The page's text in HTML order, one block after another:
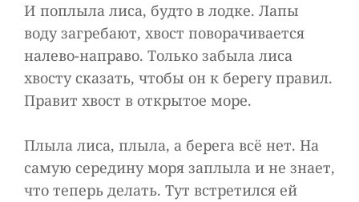
И поплыла лиса, будто в лодке. Лапы
воду загребают, хвост поворачивается
налево-направо. Только забыла лиса
хвосту сказать, чтобы он к берегу правил.
Правит хвост в открытое море.
Плыла лиса, плыла, а берега всё нет. На
самую середину моря заплыла и не знает,
что теперь делать. Тут встретился ей